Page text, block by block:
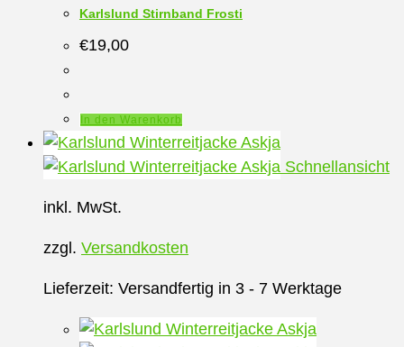
Karlslund Stirnband Frosti
€19,00
In den Warenkorb
Schnellansicht
inkl. MwSt.
zzgl. Versandkosten
Lieferzeit: Versandfertig in 3 - 7 Werktage